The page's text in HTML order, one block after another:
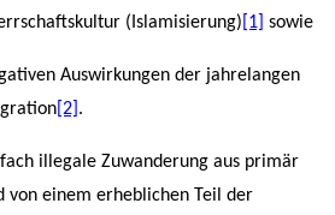
(Islamisierung) [1] sowie
Auswirkungen der jahrelangen
[2] .
illegale Zuwanderung aus primär
von einem erheblichen Teil der